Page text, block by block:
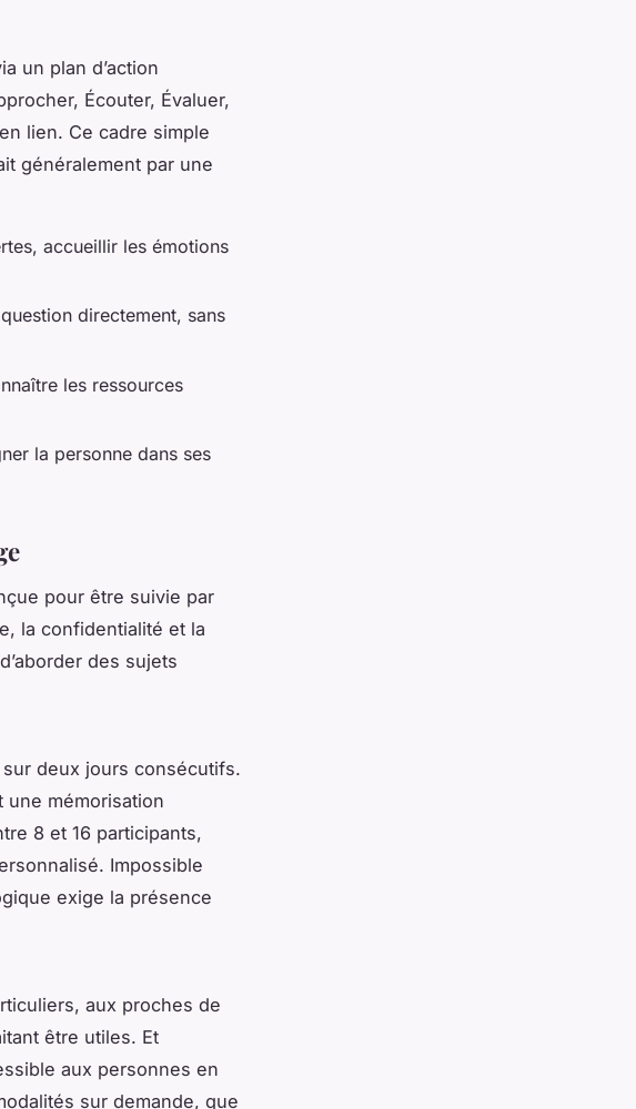
un plan d’action
Écouter, Évaluer,
lien. Ce cadre simple
généralement par une
accueillir les émotions
directement, sans
les ressources
la personne dans ses
pour être suivie par
la confidentialité et la
des sujets
deux jours consécutifs.
mémorisation
8 et 16 participants,
Impossible
exige la présence
aux proches de
être utiles. Et
aux personnes en
sur demande, que